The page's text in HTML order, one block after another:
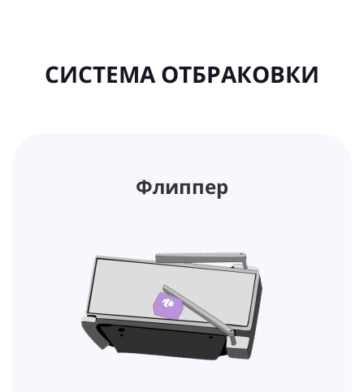
СИСТЕМА ОТБРАКОВКИ
Флиппер